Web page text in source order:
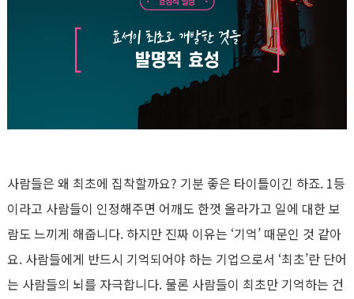
사람들은 왜 최초에 집착할까요? 기분 좋은 타이틀이긴 하죠. 1등
이라고 사람들이 인정해주면 어깨도 한껏 올라가고 일에 대한 보
람도 느끼게 해줍니다. 하지만 진짜 이유는 ‘기억’ 때문인 것 같아
요. 사람들에게 반드시 기억되어야 하는 기업으로서 ‘최초’란 단어
는 사람들의 뇌를 자극합니다. 물론 사람들이 최초만 기억하는 건